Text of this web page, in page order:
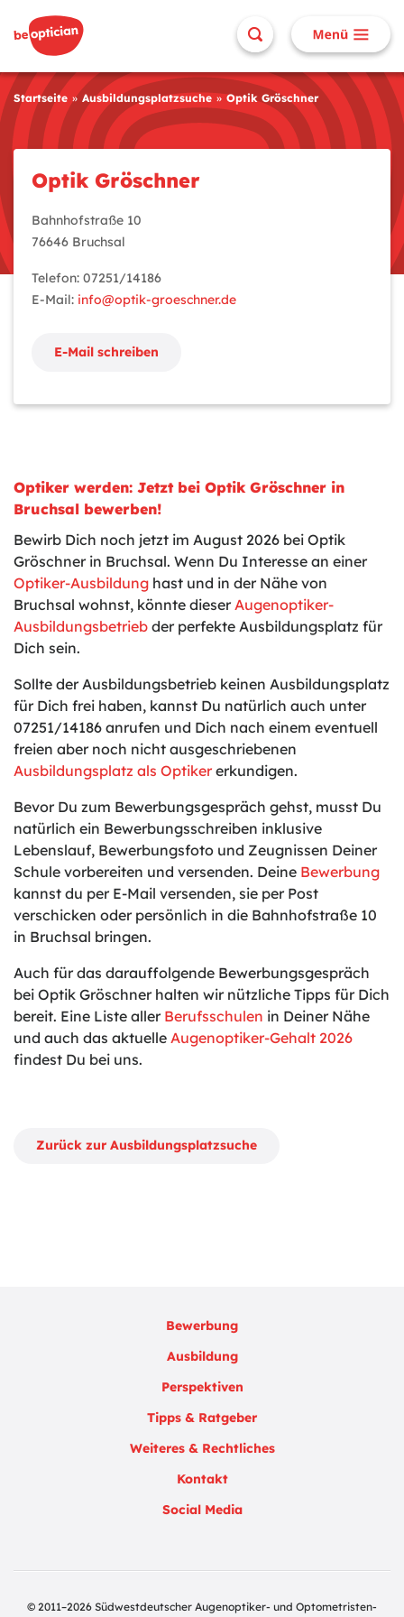
Startseite Ausbildungsplatzsuche Optik Gröschner
Optik Gröschner
Bahnhofstraße 10
76646 Bruchsal
Telefon: 07251/14186
E-Mail: info@optik-groeschner.de
E-Mail schreiben
Optiker werden: Jetzt bei Optik Gröschner in
Bruchsal bewerben!
Bewirb Dich noch jetzt im August 2026 bei Optik
Gröschner in Bruchsal. Wenn Du Interesse an einer
Optiker-Ausbildung hast und in der Nähe von
Bruchsal wohnst, könnte dieser Augenoptiker-
Ausbildungsbetrieb der perfekte Ausbildungsplatz für
Dich sein.
Sollte der Ausbildungsbetrieb keinen Ausbildungsplatz
für Dich frei haben, kannst Du natürlich auch unter
07251/14186 anrufen und Dich nach einem eventuell
freien aber noch nicht ausgeschriebenen
Ausbildungsplatz als Optiker erkundigen.
Bevor Du zum Bewerbungsgespräch gehst, musst Du
natürlich ein Bewerbungsschreiben inklusive
Lebenslauf, Bewerbungsfoto und Zeugnissen Deiner
Schule vorbereiten und versenden. Deine Bewerbung
kannst du per E-Mail versenden, sie per Post
verschicken oder persönlich in die Bahnhofstraße 10
in Bruchsal bringen.
Auch für das darauffolgende Bewerbungsgespräch
bei Optik Gröschner halten wir nützliche Tipps für Dich
bereit. Eine Liste aller Berufsschulen in Deiner Nähe
und auch das aktuelle Augenoptiker-Gehalt 2026
findest Du bei uns.
Zurück zur Ausbildungsplatzsuche
Bewerbung
Ausbildung
Perspektiven
Tipps & Ratgeber
Weiteres & Rechtliches
Kontakt
Social Media
© 2011–2026 Südwestdeutscher Augenoptiker- und Optometristen-